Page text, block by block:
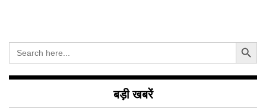
Search
for:
Search Button
बड़ी खबरें